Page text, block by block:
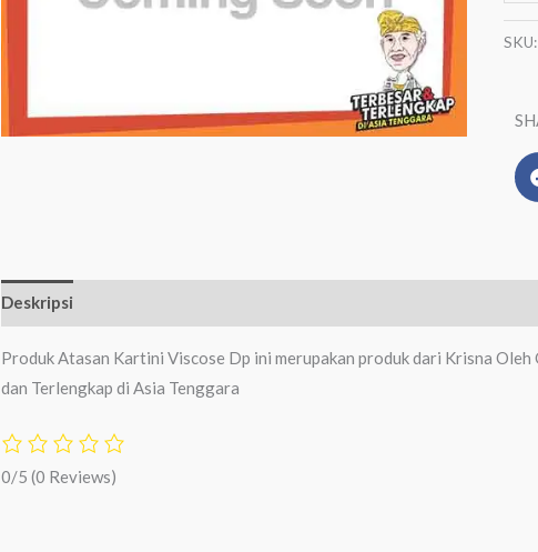
SKU:
Deskripsi
Produk Atasan Kartini Viscose Dp ini merupakan produk dari Krisna
dan Terlengkap di Asia Tenggara
0/5 (0 Reviews)